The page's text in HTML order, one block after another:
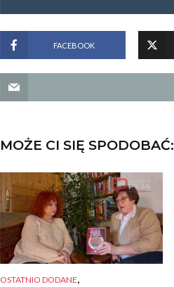
FACEBOOK
MOŻE CI SIĘ SPODOBAĆ:
OSTATNIO DODANE,